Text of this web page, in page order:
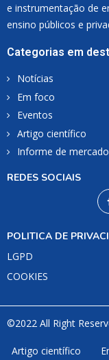
e instrumentação de
ensino públicos e
Categorias em
Notícias
Em foco
Eventos
Artigo científico
Informe de mercado
REDES SOCIAIS
POLITICA DE
LGPD
COOKIES
©2022 All Right
Artigo científico